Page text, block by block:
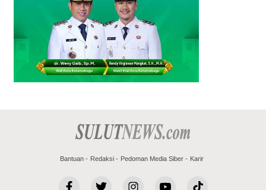
Bantuan Redaksi Pedoman Media Siber Karir